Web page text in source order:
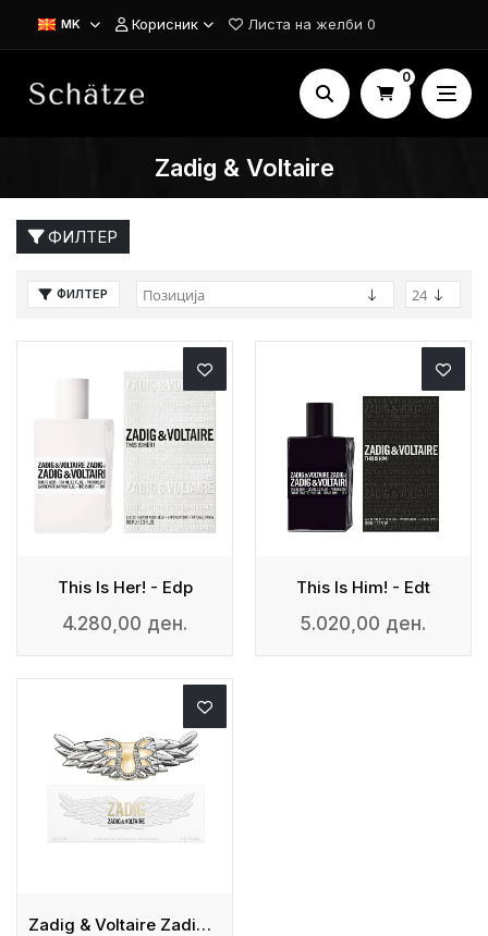
MK Корисник Листа на желби 0
0
Zadig & Voltaire
ФИЛТЕР
ФИЛТЕР
This Is Her! - Edp
4.280,00 ден.
This Is Him! - Edt
5.020,00 ден.
Zadig & Voltaire Zadig - Eau De Parfum